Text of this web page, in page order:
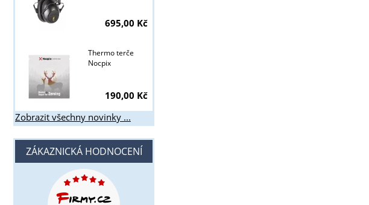
695,00 Kč
Thermo terče
Nocpix
190,00 Kč
Zobrazit všechny novinky ...
ZÁKAZNICKÁ HODNOCENÍ